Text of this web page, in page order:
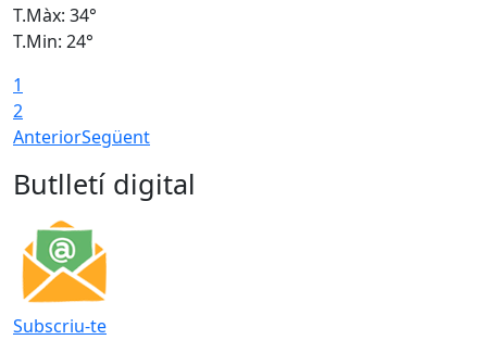
T.Màx: 34°
T.Min: 24°
1
2
AnteriorSegüent
Butlletí digital
Subscriu-te